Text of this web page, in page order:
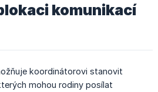
komunikací
koordinátorovi stanovit
mohou rodiny posílat